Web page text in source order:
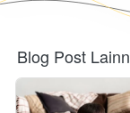
Blog Post